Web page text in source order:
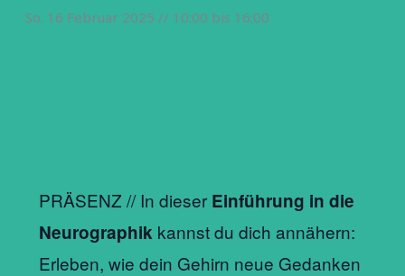
So. 16 Februar 2025 // 10:00 bis 16:00
PRÄSENZ // In dieser Einführung in die
Neurographik kannst du dich annähern:
Erleben, wie dein Gehirn neue Gedanken